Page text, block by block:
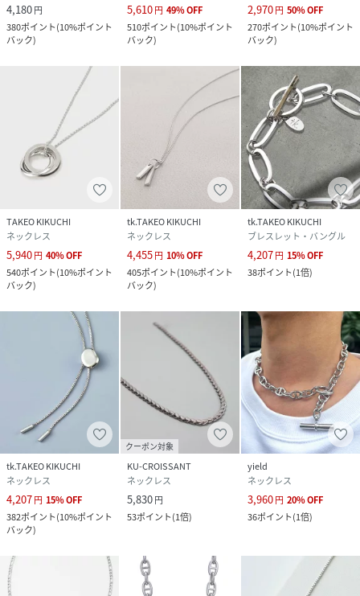
4,180円
380ポイント(10%ポイント
バック)
5,610円 49%OFF
510ポイント(10%ポイント
バック)
2,970円 50%OFF
270ポイント(10%ポイント
バック)
TAKEO KIKUCHI
ネックレス
5,940円 40%OFF
540ポイント(10%ポイント
バック)
tk.TAKEO KIKUCHI
ネックレス
4,455円 10%OFF
405ポイント(10%ポイント
バック)
tk.TAKEO KIKUCHI
ブレスレット・バングル
4,207円 15%OFF
38ポイント(1倍)
tk.TAKEO KIKUCHI
ネックレス
4,207円 15%OFF
382ポイント(10%ポイント
バック)
クーポン対象
KU-CROISSANT
ネックレス
5,830円
53ポイント(1倍)
yield
ネックレス
3,960円 20%OFF
36ポイント(1倍)